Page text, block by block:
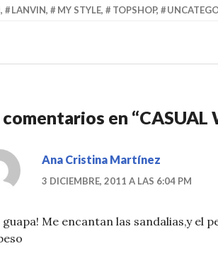
, LANVIN, MY STYLE, TOPSHOP,
en “CASUAL
Ana Cristina Martínez
3 DICIEMBRE, 2011 A LAS 6:04 PM
guapa! Me encantan las sandalias,y el